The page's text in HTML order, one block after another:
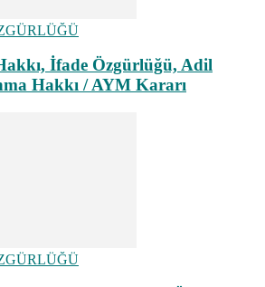
İfade Özgürlüğü, Adil
Hakkı / AYM Kararı